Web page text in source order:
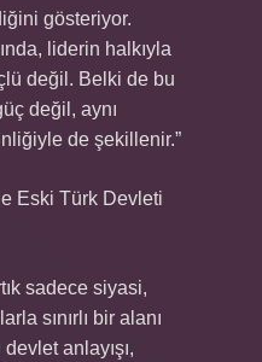
gösteriyor.
liderin halkıyla
değil. Belki de bu
değil, aynı
de şekillenir.”
Eski Türk Devleti
sadece siyasi,
sınırlı bir alanı
anlayışı,